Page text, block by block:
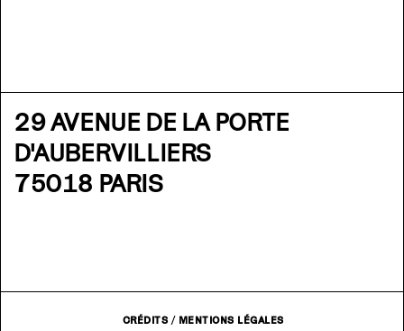
29 AVENUE DE LA PORTE
D'AUBERVILLIERS
75018 PARIS
CRÉDITS / MENTIONS LÉGALES